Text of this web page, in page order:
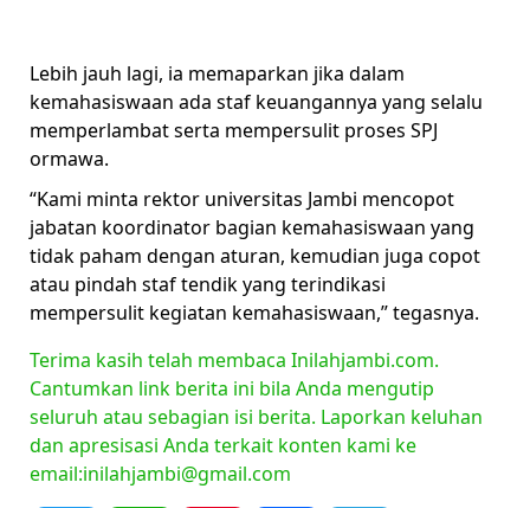
Lebih jauh lagi, ia memaparkan jika dalam
kemahasiswaan ada staf keuangannya yang selalu
memperlambat serta mempersulit proses SPJ
ormawa.
“Kami minta rektor universitas Jambi mencopot
jabatan koordinator bagian kemahasiswaan yang
tidak paham dengan aturan, kemudian juga copot
atau pindah staf tendik yang terindikasi
mempersulit kegiatan kemahasiswaan,” tegasnya.
Terima kasih telah membaca Inilahjambi.com.
Cantumkan link berita ini bila Anda mengutip
seluruh atau sebagian isi berita. Laporkan keluhan
dan apresisasi Anda terkait konten kami ke
email:inilahjambi@gmail.com